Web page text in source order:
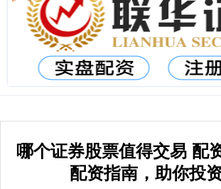
哪个证券股票值得交易 配
配资指南，助你投